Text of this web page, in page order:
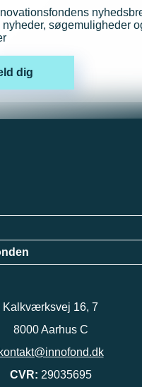
søgemuligheder
dig
Kalkværksvej 16, 7
8000 Aarhus C
kontakt@innofond.dk
CVR: 29035695